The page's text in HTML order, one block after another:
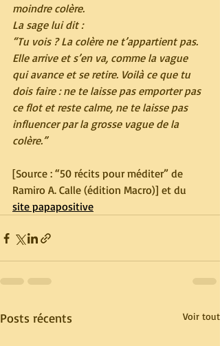
moindre colère.
La sage lui dit :
“Tu vois ? La colère ne t’appartient pas.
Elle arrive et s’en va, comme la vague
qui avance et se retire. Voilà ce que tu
dois faire : ne te laisse pas emporter pas
ce flot et reste calme, ne te laisse pas
influencer par la grosse vague de la
colère.”
[Source : “50 récits pour méditer” de
Ramiro A. Calle (édition Macro)] et du
site papapositive
Posts récents Voir tout